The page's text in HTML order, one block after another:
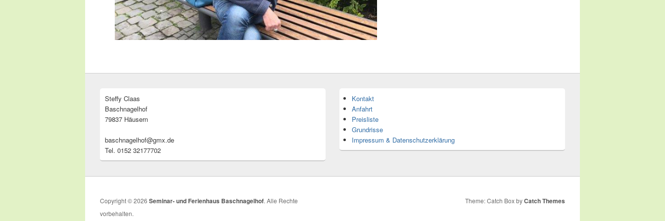
Steffy Claas
Baschnagelhof
79837 Häusern
baschnagelhof@gmx.de
Tel. 0152 32177702
Kontakt
Anfahrt
Preisliste
Grundrisse
Impressum & Datenschutzerklärung
Copyright © 2026 Seminar- und Ferienhaus Baschnagelhof. Alle Rechte
vorbehalten.
Theme: Catch Box byCatch Themes